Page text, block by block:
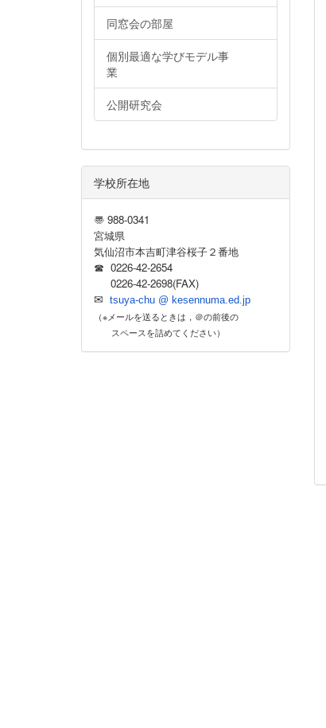
同窓会の部屋
個別最適な学びモデル事
業
公開研究会
学校所在地
〠 988-0341
宮城県
気仙沼市本吉町津谷桜子２番地
☎ 0226-42-2654
0226-42-2698(FAX)
✉ tsuya-chu @ kesennuma.ed.jp
（※メールを送るときは，＠の前後の
スペースを詰めてください）